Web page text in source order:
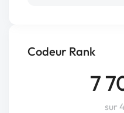
Codeur Rank
7
sur